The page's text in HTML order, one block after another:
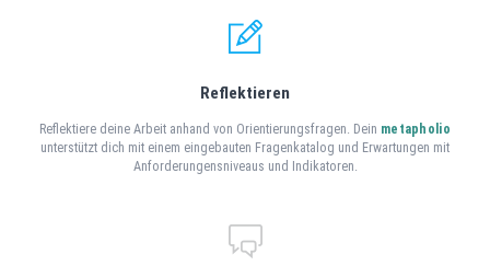
Reflektieren
Reflektiere deine Arbeit anhand von Orientierungsfragen. Dein metapholio
unterstützt dich mit einem eingebauten Fragenkatalog und Erwartungen mit
Anforderungensniveaus und Indikatoren.